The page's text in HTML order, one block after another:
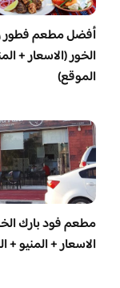
أفضل مطعم فطور
الخور (الاسعار +
الموقع)
مطعم فود بارك
الاسعار + المنيو +